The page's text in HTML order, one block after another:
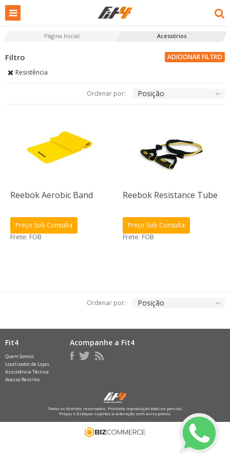
Página Inicial Acessórios
ADICIONAR FILTRO
Resistência
Ordenar por: Posição
Reebok Aerobic Band
Preço Sob Consulta
Frete: FOB
Reebok Resistance Tube
Preço Sob Consulta
Frete: FOB
Ordenar por: Posição
Fit4
Quem Somos
Localizador de Lojas
Assistência Técnica
Acesso Restrito
Acompanhe a Fit4
Todos os direitos reservados. Proibida reprodução total ou parcial.
Preços e Estoque sujeitos a alteração sem aviso prévio.